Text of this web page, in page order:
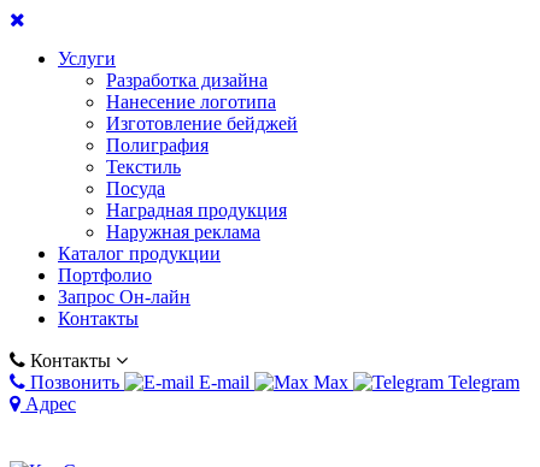
Услуги
Разработка дизайна
Нанесение логотипа
Изготовление бейджей
Полиграфия
Текстиль
Посуда
Наградная продукция
Наружная реклама
Каталог продукции
Портфолио
Запрос Он-лайн
Контакты
Контакты
Позвонить
E-mail Max
Telegram
Адрес